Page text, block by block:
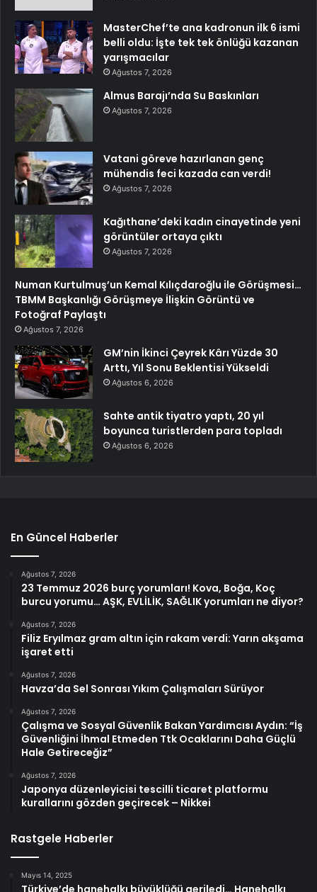
MasterChef’te ana kadronun ilk 6 ismi
belli oldu: İşte tek tek önlüğü kazanan
yarışmacılar
Ağustos 7, 2026
Almus Barajı’nda Su Baskınları
Ağustos 7, 2026
Vatani göreve hazırlanan genç
mühendis feci kazada can verdi!
Ağustos 7, 2026
Kağıthane’deki kadın cinayetinde yeni
görüntüler ortaya çıktı
Ağustos 7, 2026
Numan Kurtulmuş’un Kemal Kılıçdaroğlu ile Görüşmesi…
TBMM Başkanlığı Görüşmeye İlişkin Görüntü ve
Fotoğraf Paylaştı
Ağustos 7, 2026
GM’nin İkinci Çeyrek Kârı Yüzde 30
Arttı, Yıl Sonu Beklentisi Yükseldi
Ağustos 6, 2026
Sahte antik tiyatro yaptı, 20 yıl
boyunca turistlerden para topladı
Ağustos 6, 2026
En Güncel Haberler
Ağustos 7, 2026
23 Temmuz 2026 burç yorumları! Kova, Boğa, Koç
burcu yorumu… AŞK, EVLİLİK, SAĞLIK yorumları ne diyor?
Ağustos 7, 2026
Filiz Eryılmaz gram altın için rakam verdi: Yarın akşama
işaret etti
Ağustos 7, 2026
Havza’da Sel Sonrası Yıkım Çalışmaları Sürüyor
Ağustos 7, 2026
Çalışma ve Sosyal Güvenlik Bakan Yardımcısı Aydın: “İş
Güvenliğini İhmal Etmeden Ttk Ocaklarını Daha Güçlü
Hale Getireceğiz”
Ağustos 7, 2026
Japonya düzenleyicisi tescilli ticaret platformu
kurallarını gözden geçirecek – Nikkei
Rastgele Haberler
Mayıs 14, 2025
Türkiye’de hanehalkı büyüklüğü geriledi… Hanehalkı